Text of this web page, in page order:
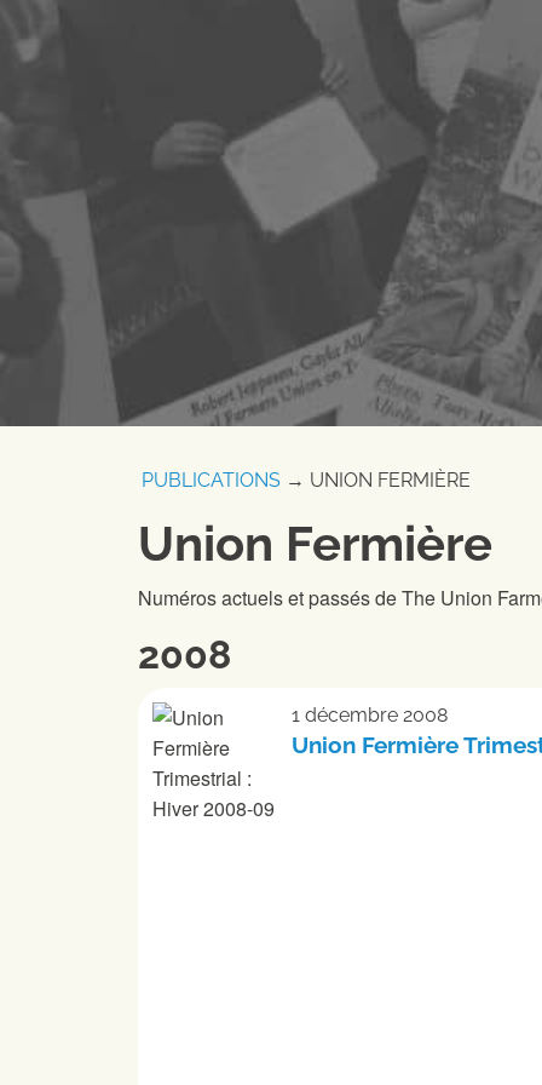
PUBLICATIONS → UNION FERMIÈRE
Union Fermière
Numéros actuels et passés de The Union
2008
1 décembre 2008
Union Fermière